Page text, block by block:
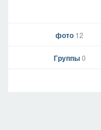
фото 12
Группы0